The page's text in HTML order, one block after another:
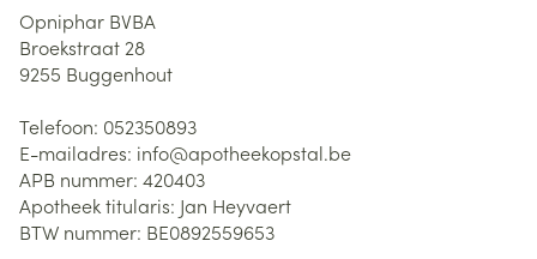
Opniphar BVBA
Broekstraat 28
9255 Buggenhout
Telefoon: 052350893
E-mailadres: info@apotheekopstal.be
APB nummer: 420403
Apotheek titularis: Jan Heyvaert
BTW nummer: BE0892559653